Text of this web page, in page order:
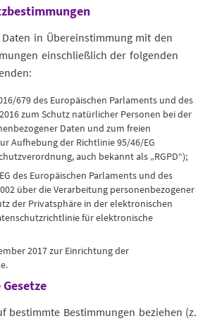
Daten in Übereinstimmung mit den
einschließlich der folgenden
679 des Europäischen Parlaments und des
zum Schutz natürlicher Personen bei der
Daten und zum freien
Aufhebung der Richtlinie 95/46/EG
auch bekannt als „RGPD“);
des Europäischen Parlaments und des
über die Verarbeitung personenbezogener
der Privatsphäre in der elektronischen
für elektronische
2017 zur Einrichtung der
bestimmte Bestimmungen beziehen (z.